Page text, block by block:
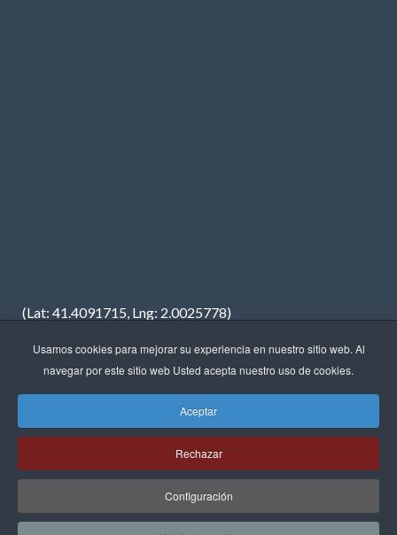
(Lat: 41.4091715, Lng: 2.0025778)
Copyright © 2023 · FREDIMAR, S.A. · Diseño web:
Política de Cookies
Usamos cookies para mejorar su experiencia en nuestro sitio web. Al
navegar por este sitio web Usted acepta nuestro uso de cookies.
Aceptar
Rechazar
Configuración